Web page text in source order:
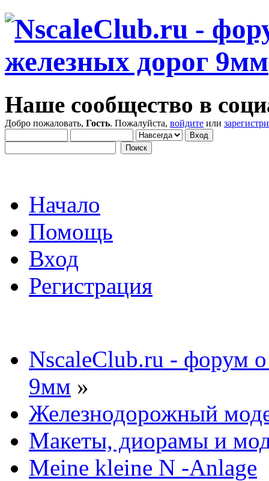
Наше сообщество в
Добро пожаловать, Гость. Пожалуйста, войдите или
Начало
Помощь
Вход
Регистрация
NscaleClub.ru - форум
9мм »
Железнодорожный
Макеты, диорамы и
Meine kleine N -Anlage